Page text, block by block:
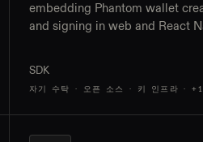
embedding Phantom wallet
and signing in web and React
and social-login onboarding
SDK
자기 수탁 · 오픈 소스 · 키 인프라 · +1